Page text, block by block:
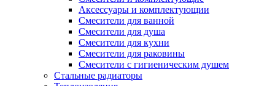
Аксессуары и комплектующии
Смесители для ванной
Смесители для душа
Смесители для кухни
Смесители для раковины
Смесители с гигиеническим душем
Стальные радиаторы